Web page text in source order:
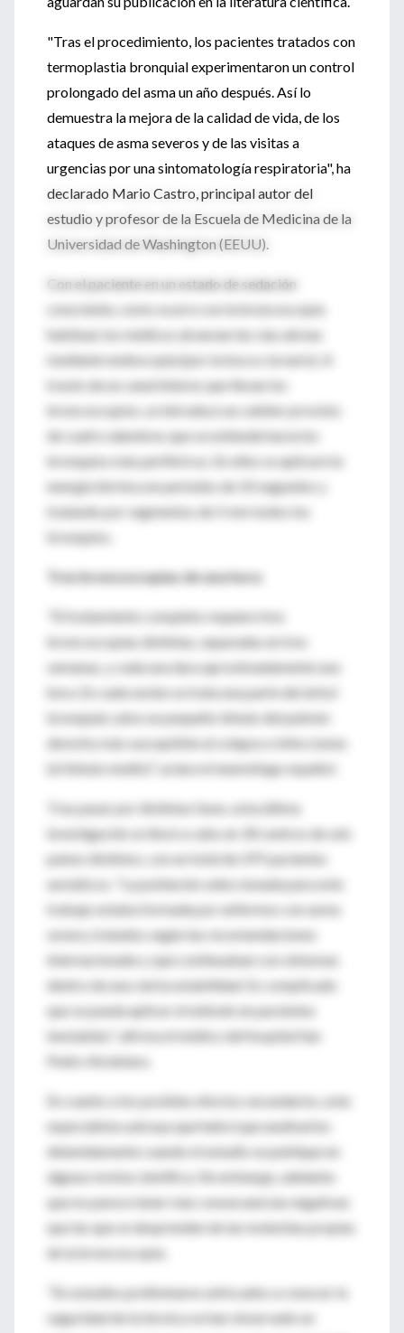
"Tras el procedimiento, los pacientes tratados con
termoplastia bronquial experimentaron un control
prolongado del asma un año después. Así lo
demuestra la mejora de la calidad de vida, de los
ataques de asma severos y de las visitas a
urgencias por una sintomatología respiratoria", ha
declarado Mario Castro, principal autor del
estudio y profesor de la Escuela de Medicina de la
Universidad de Washington (EEUU).
Con el paciente en un estado de sedación
consciente, como ocurre con la broncoscopia
habitual, los médicos alcanzan las vías aéreas
mediante endoscopia (por la boca o la nariz). A
través de un canal interno que llevan los
broncoscopios, se introduce un catéter provisto
de cuatro alambres que se extiende hacia los
bronquios más periféricos. En ellos se aplicará la
energía térmica en periodos de 10 segundos y
tratando por segmentos de 5 mm todos los
bronquios.
Tres broncoscopias de una hora
"El tratamiento completo requiere tres
broncoscopias distintas, separadas en tres
semanas, y cada una dura aproximadamente una
hora. En cada sesión se trata una parte del árbol
bronquial, salvo un pequeño lóbulo del pulmón
derecho más susceptible al colapso e infecciones
(el lóbulo medio)", aclara el neumólogo español.
Tras pasar por distintas fases, esta última
investigación se llevó a cabo en 30 centros de seis
países distintos, con un total de 297 pacientes
asmáticos. "La población seleccionada para este
trabajo estaba formada por enfermos con asma
severa, tratados según las recomendaciones
internacionales y que continuaban con síntomas
dentro de una cierta estabilidad. Es complicado
que se pueda aplicar el método en pacientes
inestables", afirma el médico del hospital San
Pedro Alcántara.
En cuanto a los posibles efectos secundarios, este
especialista subraya que habrá que analizarlos
detenidamente cuando el estudio se publique en
alguna revista científica. Sin embargo, adelanta
que no parece tener más consecuencias negativas
que las que se desprenden de las molestias propias
de la broncoscopia.
"En estudios preliminares enfocados a conocer la
seguridad de la técnica se han observado un